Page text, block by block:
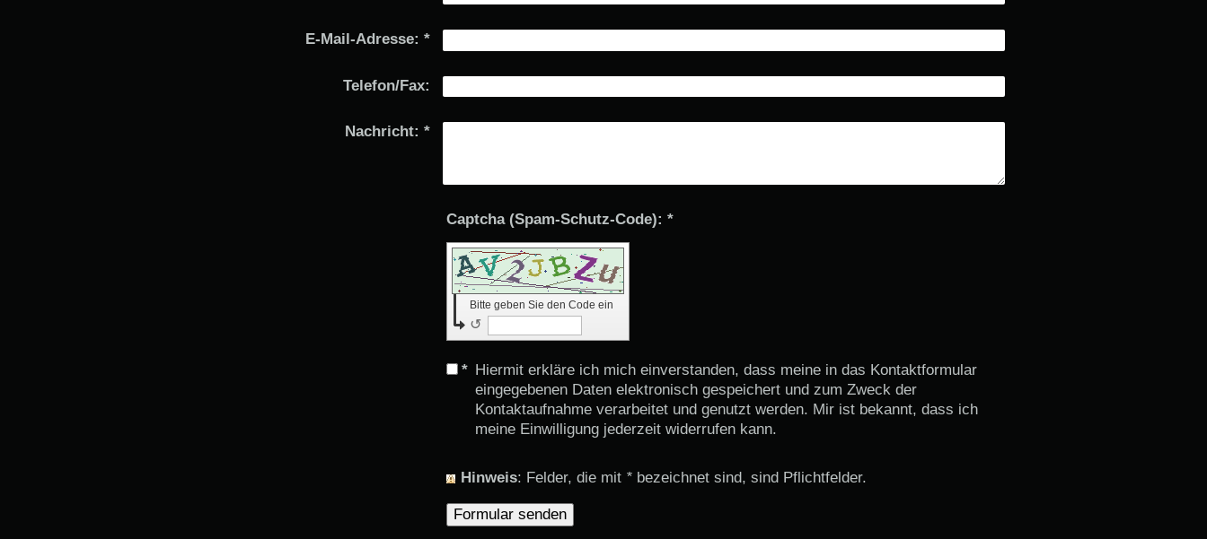
E-Mail-Adresse: *
Telefon/Fax:
Nachricht: *
Captcha (Spam-Schutz-Code): *
Bitte geben Sie den Code ein
↺
* Hiermit erkläre ich mich einverstanden, dass meine in das Kontaktformular
eingegebenen Daten elektronisch gespeichert und zum Zweck der
Kontaktaufnahme verarbeitet und genutzt werden. Mir ist bekannt, dass ich
meine Einwilligung jederzeit widerrufen kann.
Hinweis : Felder, die mit * bezeichnet sind, sind Pflichtfelder.